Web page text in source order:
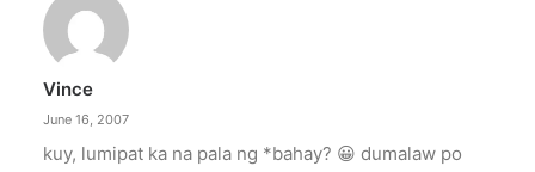
Vince
June 16, 2007
kuy, lumipat ka na pala ng *bahay? 😀 dumalaw po